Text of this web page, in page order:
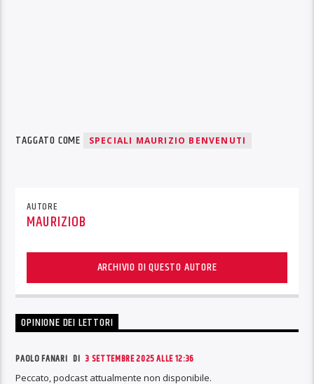
TAGGATO COME SPECIALI MAURIZIO BENVENUTI
AUTORE
MAURIZIOB
ARCHIVIO DI QUESTO AUTORE
OPINIONE DEI LETTORI
PAOLO FANARI DI3 SETTEMBRE 2025 ALLE 12:36
Peccato, podcast attualmente non disponibile.